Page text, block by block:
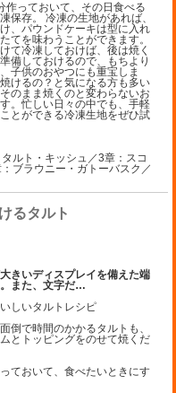
作っておいて、その日食べる
保存。 冷凍の生地があれば、
、パウンドケーキは型に入れ
てを味わうことができます。
て冷凍しておけば、後は焼く
備しておけるので、もちより
子供のおやつにも重宝しま
けるの？と気になる方も多い
のまま焼くのと変わらないお
。忙しい日々の中でも、手軽
とができる冷凍生地をぜひ試
ルト・キッシュ／3章：スコ
ブラウニー・ガトーバスク／
るタルト
きいディスプレイを備えた端
また、文字だ…
しいタルトレシピ
倒で時間のかかるタルトも、
とトッピングをのせて焼くだ
ておいて、食べたいときにす